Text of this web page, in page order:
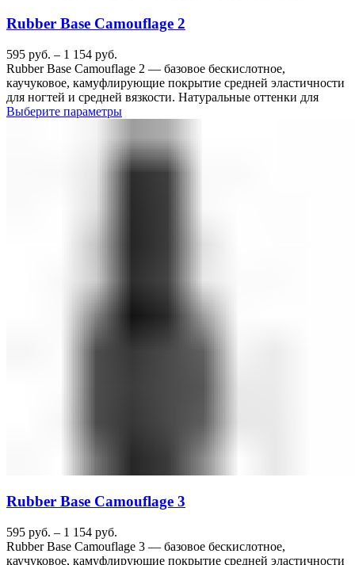
Rubber Base Camouflage 2
595 руб. – 1 154 руб.
Rubber Base Camouflage 2 — базовое бескислотное,
каучуковое, камуфлирующие покрытие средней эластичности
для ногтей и средней вязкости. Натуральные оттенки для
Выберите параметры
Rubber Base Camouflage 3
595 руб. – 1 154 руб.
Rubber Base Camouflage 3 — базовое бескислотное,
каучуковое, камуфлирующие покрытие средней эластичности